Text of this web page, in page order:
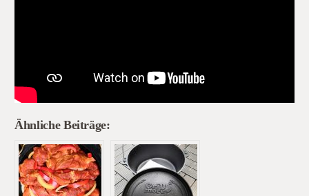
Ähnliche Beiträge: